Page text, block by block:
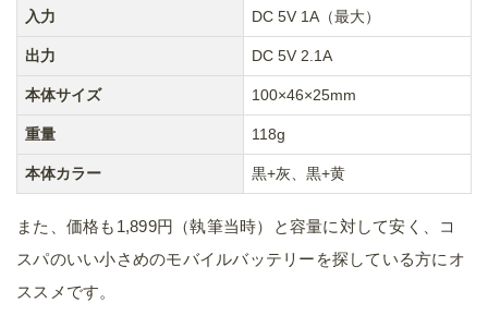
入力 DC 5V 1A（最大）
出力 DC 5V 2.1A
本体サイズ 100×46×25mm
重量 118g
本体カラー 黒+灰、黒+黄
また、価格も1,899円（執筆当時）と容量に対して安く、コ
スパのいい小さめのモバイルバッテリーを探している方にオ
ススメです。